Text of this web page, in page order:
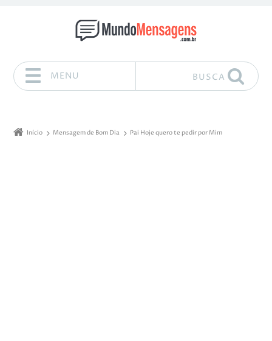
MENU BUSCA
Início Mensagem de Bom Dia Pai Hoje quero te pedir por Mim